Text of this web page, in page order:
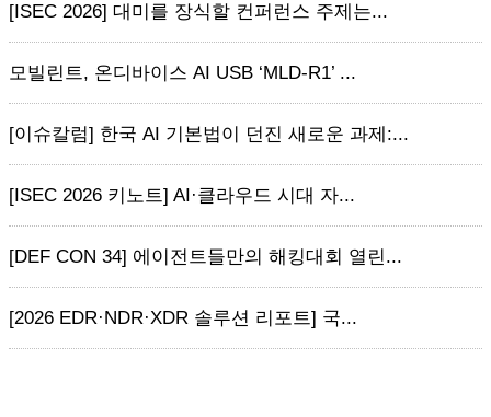
[ISEC 2026] 대미를 장식할 컨퍼런스 주제는...
모빌린트, 온디바이스 AI USB ‘MLD-R1’ ...
[이슈칼럼] 한국 AI 기본법이 던진 새로운 과제:...
[ISEC 2026 키노트] AI·클라우드 시대 자...
[DEF CON 34] 에이전트들만의 해킹대회 열린...
[2026 EDR·NDR·XDR 솔루션 리포트] 국...